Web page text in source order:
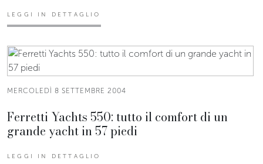
LEGGI IN DETTAGLIO
MERCOLEDÌ 8 SETTEMBRE 2004
Ferretti Yachts 550: tutto il comfort di un
grande yacht in 57 piedi
LEGGI IN DETTAGLIO